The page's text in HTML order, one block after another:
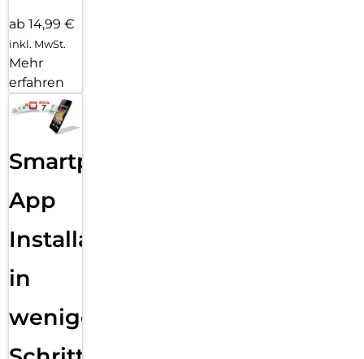
ab 14,99 €
inkl. MwSt.
Mehr
erfahren
Smartphone
App
Installation
in
wenigen